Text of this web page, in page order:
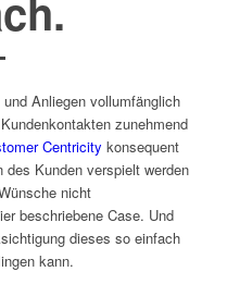
Anliegen vollumfänglich
zunehmend
Centricity konsequent
Kunden verspielt werden
nicht
beschriebene Case. Und
dieses so einfach
kann.